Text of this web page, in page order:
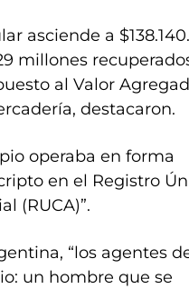
asciende a
millones
al Valor
destacaron.
operaba en forma
en el Registro
(RUCA)”.
“los agentes
un hombre que se